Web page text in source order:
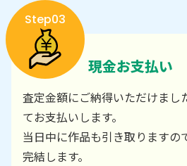
Step03
現金お支払い
査定金額にご納得いただけまし
てお支払いします。
当日中に作品も引き取りますの
完結します。